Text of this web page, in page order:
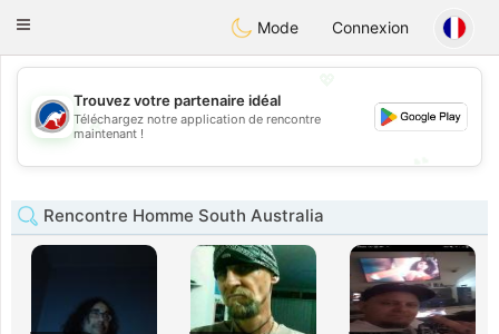
AustraliaChat
Toggle
Mode Connexion
💖
💕
Trouvez votre partenaire idéal
Téléchargez notre application de rencontre
maintenant !
Rencontre Homme South Australia